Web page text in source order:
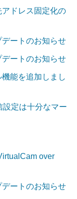
ドレス固定化の
ートのお知らせ
ートのお知らせ
能を追加しまし
設定は十分なマー
over
ートのお知らせ